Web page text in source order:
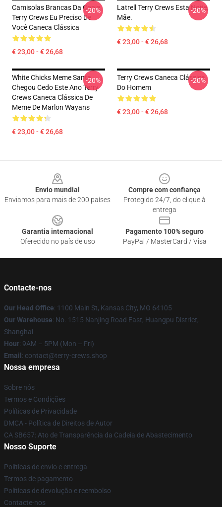
Camisolas Brancas Da Copia
Terry Crews Eu Preciso De
Você Caneca Clássica
€ 23,00 - € 26,68
-20%
Latrell Terry Crews Esta Noite,
Mãe.
€ 23,00 - € 26,68
-20%
White Chicks Meme Santa
Chegou Cedo Este Ano Terry
Crews Caneca Clássica De
Meme De Marlon Wayans
€ 23,00 - € 26,68
-20%
Terry Crews Caneca Clássica
Do Homem
€ 23,00 - € 26,68
-20%
Envio mundial
Enviamos para mais de 200 países
Compre com confiança
Protegido 24/7, do clique à
entrega
Garantia internacional
Oferecido no país de uso
Pagamento 100% seguro
PayPal / MasterCard / Visa
Contacte-nos
Our Head Office: 1100 Main St, Kansas City, MO 64105
Our Warehouse: No. 1515 Nanjing Road East, Huangpu District,
Shanghai
Hour: 9AM – 5PM (Mon – Fri)
Email : contact@terry-crews.shop
Nossa empresa
Sobre nós
Termos e Condições
Políticas de Privacidade
DMCA - Política de Direitos de Autor
CA SB657: Ato de Transparência da Cadeia de Abastecimento
Nosso Suporte
Políticas de envio e entrega
Termos de pagamento
Políticas de devolução e reembolso
Contacte-nos